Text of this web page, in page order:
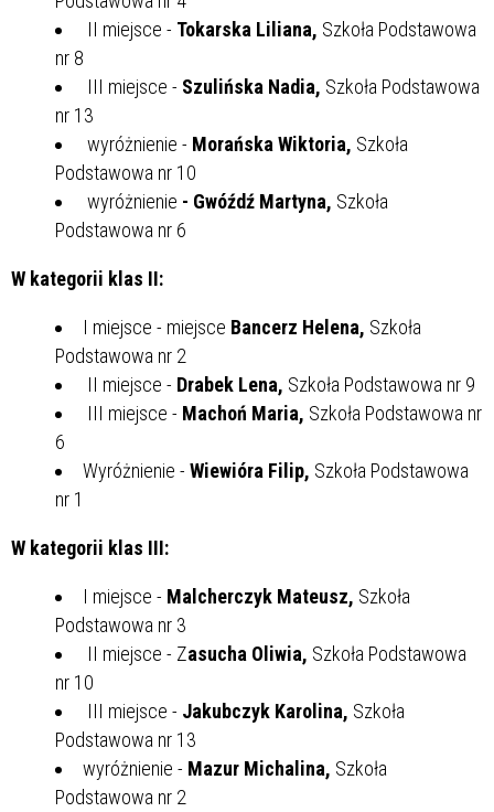
II miejsce - Tokarska Liliana, Szkoła Podstawowa
nr 8
III miejsce - Szulińska Nadia, Szkoła Podstawowa
nr 13
wyróżnienie - Morańska Wiktoria, Szkoła
Podstawowa nr 10
wyróżnienie - Gwóźdź Martyna, Szkoła
Podstawowa nr 6
W kategorii klas II:
I miejsce - miejsce Bancerz Helena, Szkoła
Podstawowa nr 2
II miejsce - Drabek Lena, Szkoła Podstawowa nr 9
III miejsce - Machoń Maria, Szkoła Podstawowa nr
6
Wyróżnienie - Wiewióra Filip, Szkoła Podstawowa
nr 1
W kategorii klas III:
I miejsce - Malcherczyk Mateusz, Szkoła
Podstawowa nr 3
II miejsce - Zasucha Oliwia, Szkoła Podstawowa
nr 10
III miejsce - Jakubczyk Karolina, Szkoła
Podstawowa nr 13
wyróżnienie - Mazur Michalina, Szkoła
Podstawowa nr 2